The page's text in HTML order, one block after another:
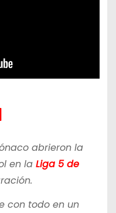
abrieron la
en la Liga 5 de
con todo en un